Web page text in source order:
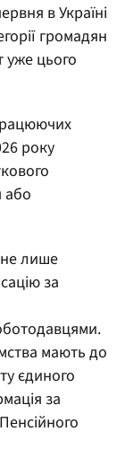
в Україні
громадян
цього
року
або
не лише
за
мають до
єдиного
за